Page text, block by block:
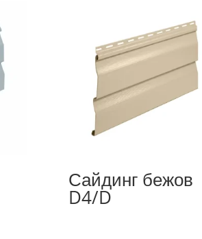
Сайдинг бежов
D4/D